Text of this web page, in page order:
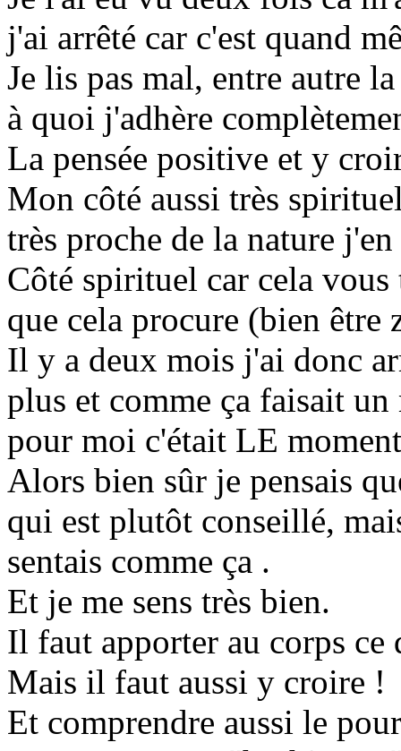
j'ai arrêté car c'est quand
Je lis pas mal, entre autre
à quoi j'adhère
La pensée positive et y
Mon côté aussi très
très proche de la nature
Côté spirituel car cela
que cela procure (bien être
Il y a deux mois j'ai donc
plus et comme ça faisait
pour moi c'était LE
Alors bien sûr je pensais
qui est plutôt conseillé,
sentais comme ça .
Et je me sens très bien.
Il faut apporter au corps
Mais il faut aussi y croire !
Et comprendre aussi le